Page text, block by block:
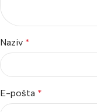
Naziv *
E-pošta *